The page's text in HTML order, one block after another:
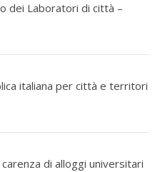
dei Laboratori di città –
italiana per città e territori
di alloggi universitari